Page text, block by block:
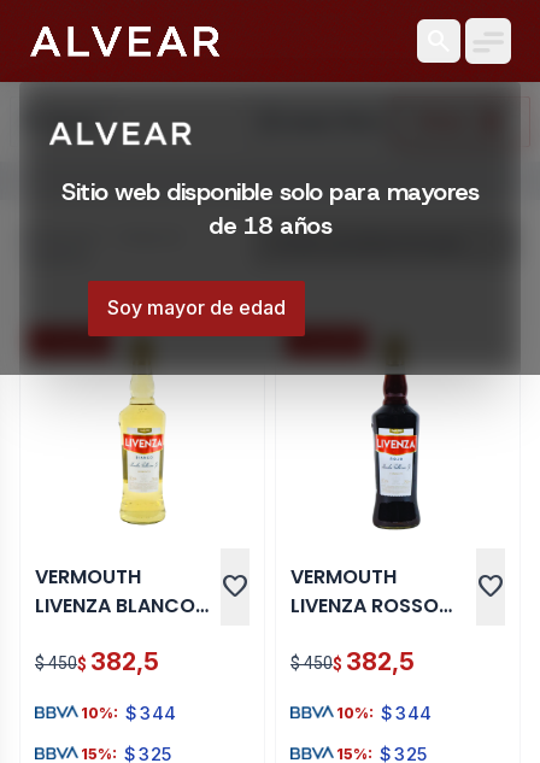
Sitio web disponible solo para mayores
de 18 años
Soy mayor de edad
Buscar
Licorería Alvear | Catálogo online
Catálogo online de Licorería Alvear. Comprá con envíos en
15 % OFF
VERMOUTH
LIVENZA BLANCO
favorite
$ 450$ 382,5
10%: $344
15%: $325
15 % OFF
VERMOUTH
LIVENZA ROSSO
favorite
$ 450$ 382,5
10%: $344
15%: $325